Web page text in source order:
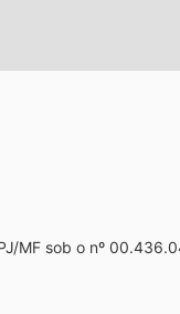
MF sob o nº